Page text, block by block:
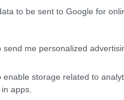
to be sent to Google for
me personalized
enable storage related to
apps.
να κρατήσει τα
διάστημα από ό,
μας κλείνουν για δύο
εβδομάδες. Είναι
χρονικό διάστημα»,